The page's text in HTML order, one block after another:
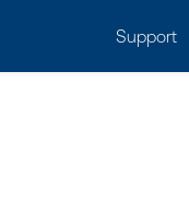
Support